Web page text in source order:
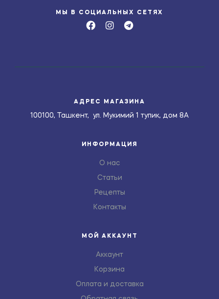
МЫ В СОЦИАЛЬНЫХ СЕТЯХ
АДРЕС МАГАЗИНА
100100, Ташкент, ул. Мукимий 1 тупик, дом 8А
ИНФОРМАЦИЯ
О нас
Статьи
Рецепты
Контакты
МОЙ АККАУНТ
Аккаунт
Корзина
Оплата и доставка